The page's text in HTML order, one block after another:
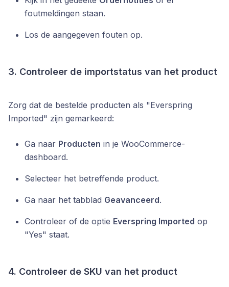
foutmeldingen staan.
Los de aangegeven fouten op.
3. Controleer de importstatus van het product
Zorg dat de bestelde producten als "Everspring
Imported" zijn gemarkeerd:
Ga naar Producten in je WooCommerce-
dashboard.
Selecteer het betreffende product.
Ga naar het tabblad Geavanceerd.
Controleer of de optie Everspring Imported op
"Yes" staat.
4. Controleer de SKU van het product